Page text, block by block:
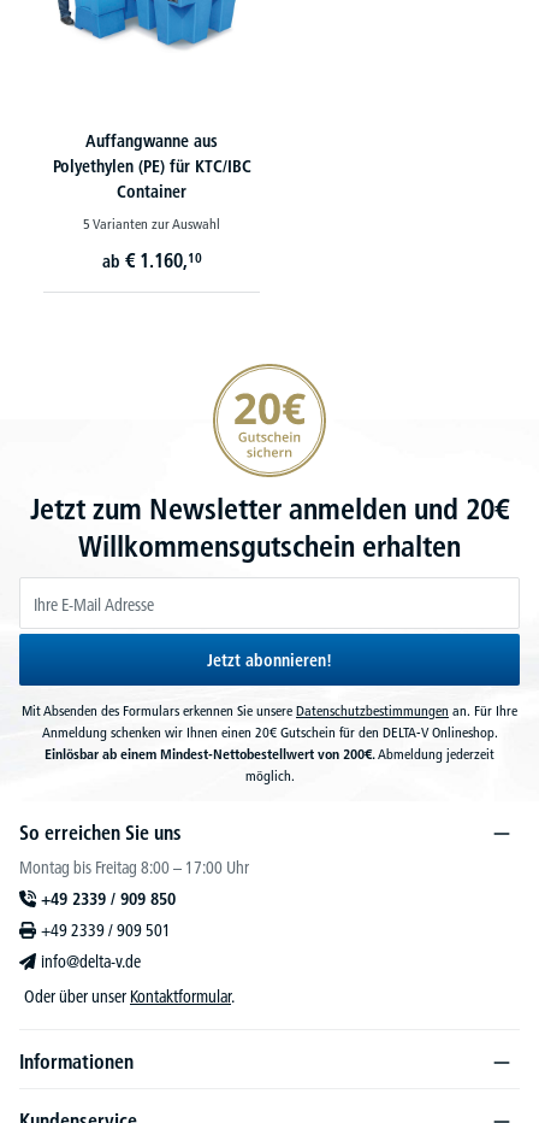
Auffangwanne aus
Polyethylen (PE) für KTC/IBC
Container
5 Varianten zur Auswahl
ab € 1.160,10
20€ Gutschein sichern
Jetzt zum Newsletter anmelden und 20€
Willkommensgutschein erhalten
Jetzt abonnieren!
Mit Absenden des Formulars erkennen Sie unsere Datenschutzbestimmungen an. Für Ihre
Anmeldung schenken wir Ihnen einen 20€ Gutschein für den DELTA-V Onlineshop.
Einlösbar ab einem Mindest-Nettobestellwert von 200€.Abmeldung jederzeit
möglich.
So erreichen Sie uns
Montag bis Freitag 8:00 – 17:00 Uhr
+49 2339 / 909 850
+49 2339 / 909 501
info@delta-v.de
Oder über unser Kontaktformular.
Informationen